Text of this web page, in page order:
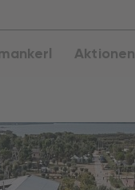
Aktionen